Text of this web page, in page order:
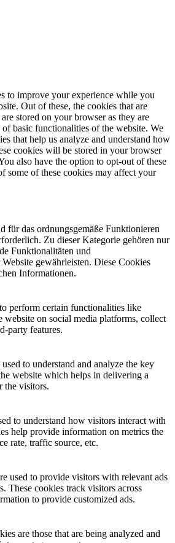
to improve your experience while you
Out of these, the cookies that are
stored on your browser as they are
basic functionalities of the website. We
that help us analyze and understand how
cookies will be stored in your browser
also have the option to opt-out of these
some of these cookies may affect your
für das ordnungsgemäße Funktionieren
Zu dieser Kategorie gehören nur
Funktionalitäten und
gewährleisten. Diese Cookies
Informationen.
perform certain functionalities like
website on social media platforms, collect
party features.
to understand and analyze the key
website which helps in delivering a
the visitors.
to understand how visitors interact with
help provide information on metrics the
rate, traffic source, etc.
used to provide visitors with relevant ads
These cookies track visitors across
to provide customized ads.
are those that are being analyzed and